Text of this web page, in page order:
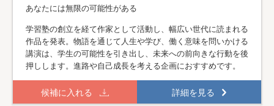
あなたには無限の可能性がある
学習塾の創立を経て作家として活動し、幅広い世代に読まれる
作品を発表。物語を通じて人生や学び、働く意味を問いかける
講演は、学生の可能性を引き出し、未来への前向きな行動を後
押しします。進路や自己成長を考える企画におすすめです。
候補に入れる 詳細を見る